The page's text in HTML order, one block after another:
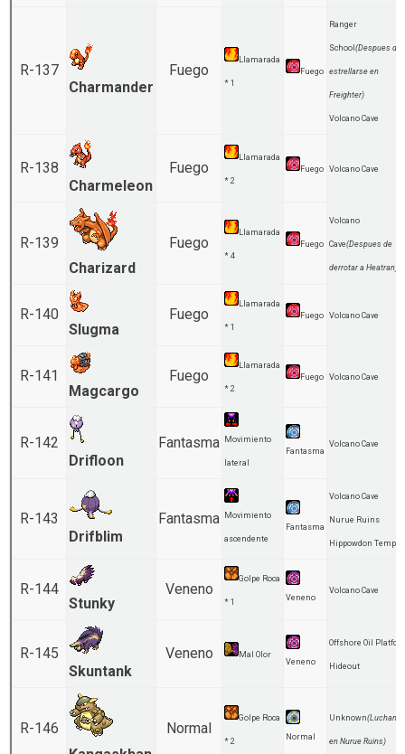
R-137
Charmander
Fuego
Llamarada
* 1
Fuego
Ranger
School (Despues de
estrellarse en
Freighter)
Volcano Cave
R-138
Charmeleon
Fuego
Llamarada
* 2
Fuego Volcano Cave
R-139
Charizard
Fuego
Llamarada
* 4
Fuego
Volcano
Cave(Despues de
derrotar a Heatran)
R-140
Slugma
Fuego
Llamarada
* 1
Fuego Volcano Cave
R-141
Magcargo
Fuego
Llamarada
* 2
Fuego Volcano Cave
R-142
Drifloon
Fantasma Movimiento
lateral
Fantasma
Volcano Cave
R-143
Drifblim
Fantasma Movimiento
ascendente
Fantasma
Volcano Cave
Nurue Ruins
Hippowdon Temple
R-144
Stunky
Veneno
Golpe Roca
* 1 Veneno
Volcano Cave
R-145
Skuntank
Veneno
Mal Olor
Veneno
Offshore Oil
Hideout
R-146
Normal
Golpe Roca
* 2 Normal
Unknown(Luchando
en Nurue Ruins)